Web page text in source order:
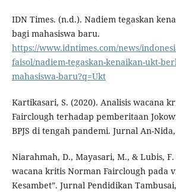
IDN Times. (n.d.). Nadiem tegaskan
bagi mahasiswa baru.
https://www.idntimes.com/news/
faisol/nadiem-tegaskan-kenaikan-ukt-
mahasiswa-baru?q=Ukt
Kartikasari, S. (2020). Analisis wacana
Fairclough terhadap pemberitaan
BPJS di tengah pandemi. Jurnal An-
Niarahmah, D., Mayasari, M., & Lubis, F.
wacana kritis Norman Fairclough pada
Kesambet”. Jurnal Pendidikan